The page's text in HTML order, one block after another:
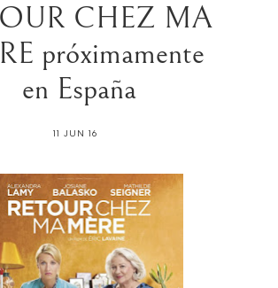
CHEZ MA
próximamente
en España
11 JUN 16